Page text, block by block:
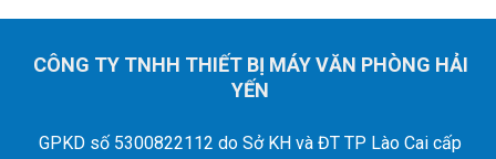
CÔNG TY TNHH THIẾT BỊ MÁY VĂN PHÒNG HẢI
YẾN
GPKD số 5300822112 do Sở KH và ĐT TP Lào Cai cấp